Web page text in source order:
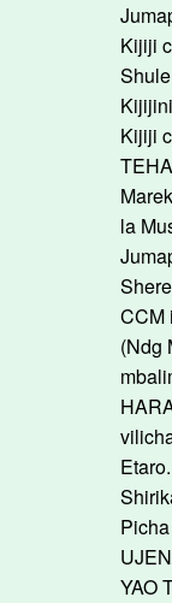
Kijiji
Kijiji
la
CCM
(Ndg
Etaro.
YAO